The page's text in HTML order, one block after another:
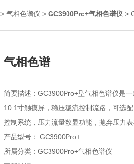
> 气相色谱仪 > GC3900Pro+气相色谱仪 >
气相色谱
简要描述：GC3900Pro+型气相色谱仪是
10.1寸触摸屏，稳压稳流控制流路，可选
控制系统，压力流量数显功能，抛弃压力
路，IP通信技术，总线技术，网络传输，数
色谱仪器在线分析，可实现远程控制等，最
产品型号： GC3900Pro+
所属分类：GC3900Pro+气相色谱仪